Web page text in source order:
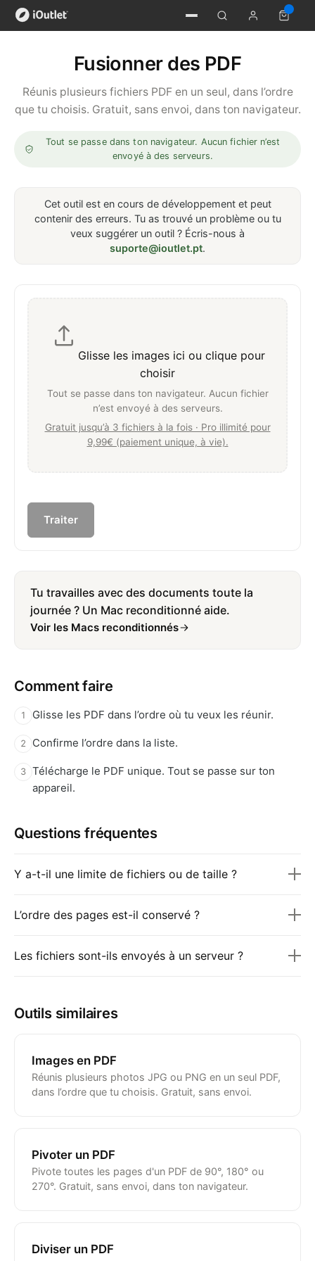
Fusionner des PDF
Réunis plusieurs fichiers PDF en un seul, dans l’ordre
que tu choisis. Gratuit, sans envoi, dans ton navigateur.
Tout se passe dans ton navigateur. Aucun fichier n’est
envoyé à des serveurs.
Cet outil est en cours de développement et peut
contenir des erreurs. Tu as trouvé un problème ou tu
veux suggérer un outil ? Écris-nous à
suporte@ioutlet.pt.
Glisse les images ici ou clique pour
choisir
Tout se passe dans ton navigateur. Aucun fichier
n’est envoyé à des serveurs.
Gratuit jusqu’à 3 fichiers à la fois · Pro illimité pour
9,99€ (paiement unique, à vie).
Traiter
Tu travailles avec des documents toute la
journée ? Un Mac reconditionné aide.
Voir les Macs reconditionnés
Comment faire
1 Glisse les PDF dans l’ordre où tu veux les réunir.
2 Confirme l’ordre dans la liste.
3 Télécharge le PDF unique. Tout se passe sur ton
appareil.
Questions fréquentes
Y a-t-il une limite de fichiers ou de taille ?
L’ordre des pages est-il conservé ?
Les fichiers sont-ils envoyés à un serveur ?
Outils similaires
Images en PDF
Réunis plusieurs photos JPG ou PNG en un seul PDF,
dans l’ordre que tu choisis. Gratuit, sans envoi.
Pivoter un PDF
Pivote toutes les pages d'un PDF de 90°, 180° ou
270°. Gratuit, sans envoi, dans ton navigateur.
Diviser un PDF